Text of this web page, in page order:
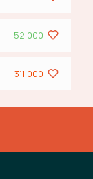
-52 000
+311 000